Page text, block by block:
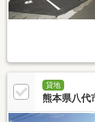
貸地
熊本県八代